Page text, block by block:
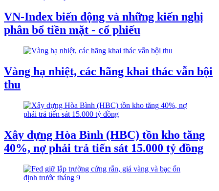
VN-Index biến động và những kiến nghị
phân bổ tiền mặt - cổ phiếu
Vàng hạ nhiệt, các hãng khai thác vẫn bội
thu
Xây dựng Hòa Bình (HBC) tồn kho tăng
40%, nợ phải trả tiến sát 15.000 tỷ đồng